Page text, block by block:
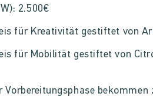
2.500€
für Kreativität gestiftet von
für Mobilität gestiftet von
Vorbereitungsphase